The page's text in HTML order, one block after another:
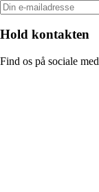
Hold kontakten
Find os på sociale